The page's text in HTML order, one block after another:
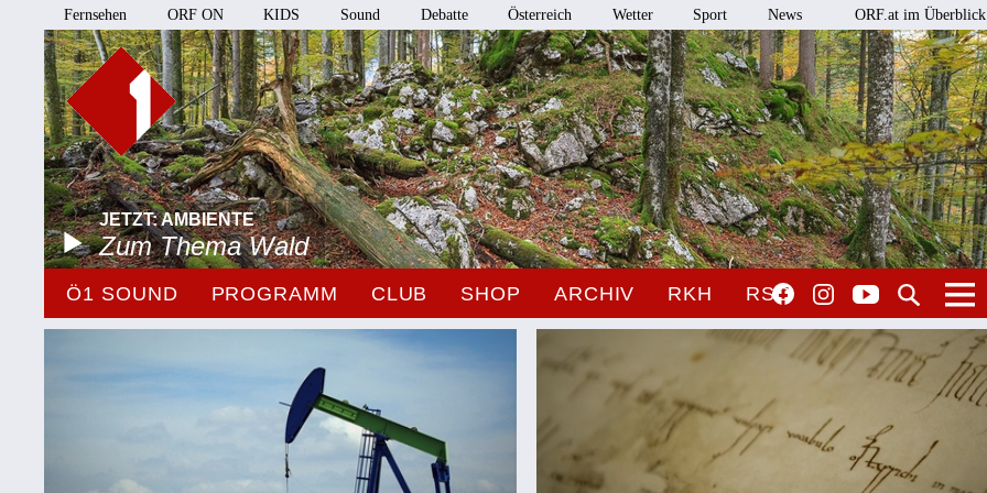
Fernsehen ORF ON KIDS Sound Debatte Österreich Wetter Sport News ORF.at im Überblick
JETZT: AMBIENTE
Zum Thema Wald
Ö1 SOUND PROGRAMM CLUB SHOP ARCHIV RKH RSO